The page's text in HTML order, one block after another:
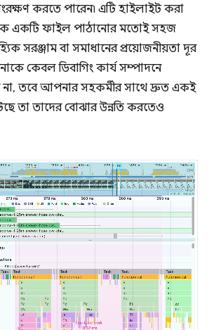
করতে পারেন৷ এটি হাইলাইট করা
একটি ফাইল পাঠানোর মতোই সহজ
সরঞ্জাম বা সমাধানের প্রয়োজনীয়তা দূর
কেবল ডিবাগিং কার্য সম্পাদনে
তবে আপনার সহকর্মীর সাথে দ্রুত একই
তা তাদের বোঝার উন্নতি করতেও